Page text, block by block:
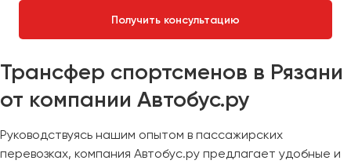
Получить консультацию
Трансфер спортсменов в Рязани
от компании Автобус.ру
Руководствуясь нашим опытом в пассажирских
перевозках, компания Автобус.ру предлагает удобные и